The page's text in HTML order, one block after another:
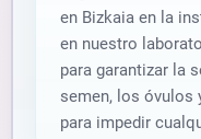
en Bizkaia en la
en nuestro
para garantizar la
semen, los óvulos
para impedir